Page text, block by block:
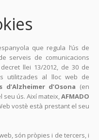
que regula l’ús de
serveis de comunicacions
llei 13/2012, de 30 de
utilitzades al lloc web de
d’Osona (en
seu ús. Així mateix,AFMADO
vostè està prestant el seu
són pròpies i de tercers, i